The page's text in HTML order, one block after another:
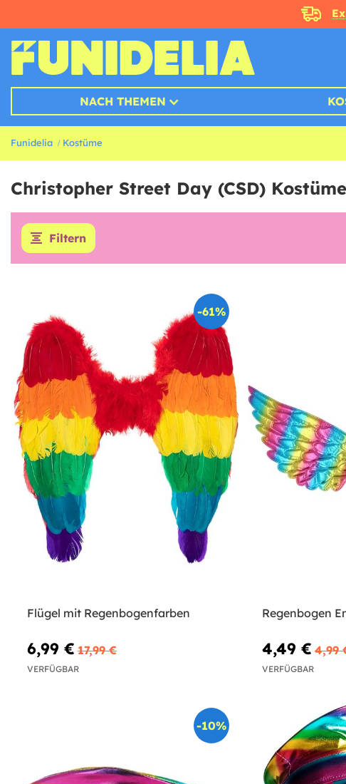
NACH THEMEN
Funidelia Kostüme
Christopher Street Day (CSD)
Filtern
-61%
Flügel mit Regenbogenfarben
6,99 € 17,99 €
VERFÜGBAR
Regenbogen
4,49 € 4,99
VERFÜGBAR
-10%